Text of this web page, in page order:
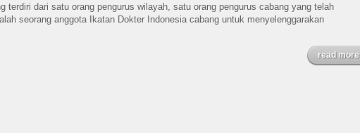
terdiri dari satu orang pengurus wilayah, satu orang pengurus cabang yang telah
seorang anggota Ikatan Dokter Indonesia cabang untuk menyelenggarakan
read more